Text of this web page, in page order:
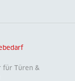
für Türen &